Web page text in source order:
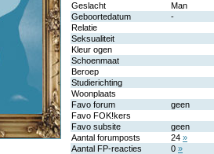
Geslacht
Man
Geboortedatum
-
Relatie
Seksualiteit
Kleur ogen
Schoenmaat
Beroep
Studierichting
Woonplaats
Favo forum
geen
Favo FOK!kers
Favo subsite
geen
Aantal forumposts
24 »
Aantal FP-reacties
0 »